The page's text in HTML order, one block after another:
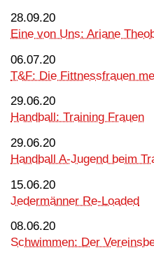
28.09.20
Eine von Uns: Ariane
06.07.20
T&F: Die Fittnessfrauen
29.06.20
Handball: Training Frauen
29.06.20
Handball A-Jugend beim
15.06.20
Jedermänner Re-Loaded
08.06.20
Schwimmen: Der